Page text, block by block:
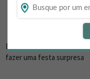
Compre
Está procurando opções
fazer uma festa surpresa